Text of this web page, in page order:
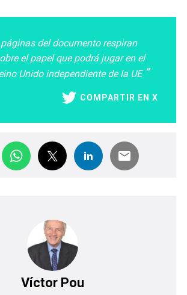
del documento respiran
el papel que podrá jugar en el
Unido independiente de la UE
COMPARTIR EN X
Víctor Pou